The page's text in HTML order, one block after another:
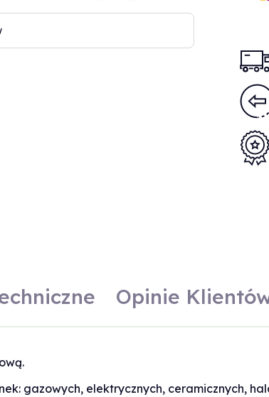
Opinie
gazowych, elektrycznych, ceramicznych,